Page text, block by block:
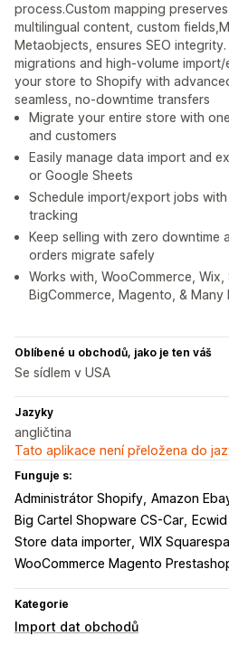
process.Custom mapping
multilingual content, custom
Metaobjects, ensures SEO
migrations and high-volume
your store to Shopify with
seamless, no-downtime transfers
Migrate your entire store with
and customers
Easily manage data import and
or Google Sheets
Schedule import/export jobs
tracking
Keep selling with zero downtime
orders migrate safely
Works with, WooCommerce,
BigCommerce, Magento, & Many
Oblíbené u obchodů, jako je ten váš
Se sídlem v USA
Jazyky
angličtina
Tato aplikace není přeložena do
Funguje s:
Administrátor Shopify Amazon
Big Cartel Shopware CS-Car
Store data importer WIX
WooCommerce Magento
Kategorie
Import dat obchodů